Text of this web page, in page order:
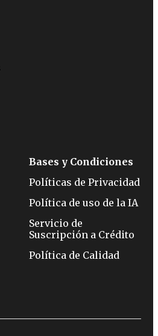
Bases y Condiciones
Políticas de Privacidad
Política de uso de la IA
Servicio de
Suscripción a Crédito
Política de Calidad